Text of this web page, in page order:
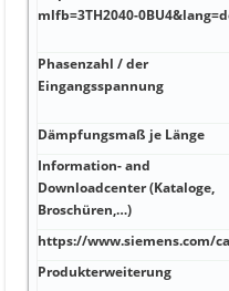
mlfb=3TH2040-
Phasenzahl / der
Eingangsspannung
Dämpfungsmaß je Länge
Information- and
Downloadcenter (Kataloge,
Broschüren,…)
https://www.siemens.com/
Produkterweiterung